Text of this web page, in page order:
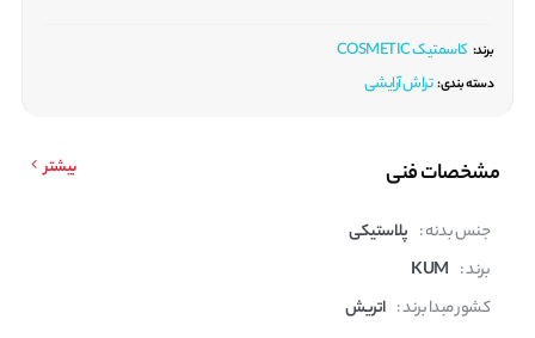
برند: کاسمتیک COSMETIC
دسته بندی: تراش آرایشی
مشخصات فنی بیشتر
جنس بدنه : پلاستیکی
برند : KUM
کشور مبدا برند : اتریش